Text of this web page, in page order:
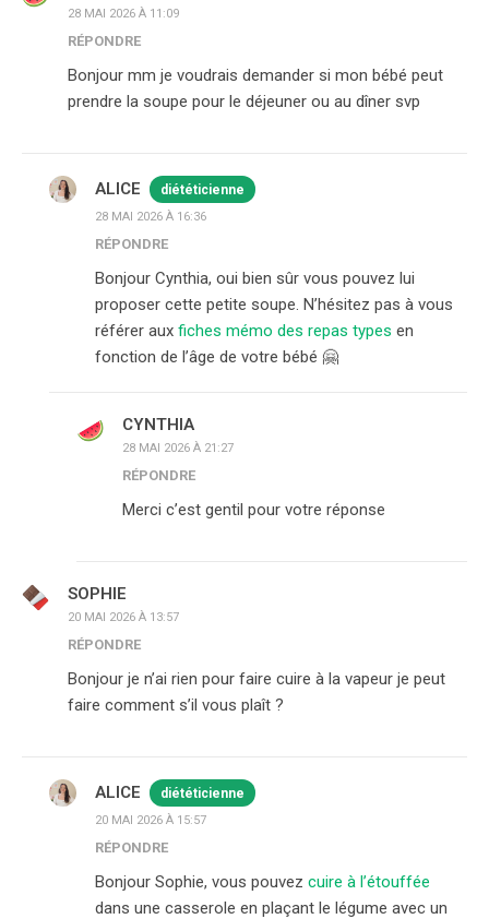
28 MAI 2026 À 11:09
RÉPONDRE
Bonjour mm je voudrais demander si mon bébé peut
prendre la soupe pour le déjeuner ou au dîner svp
ALICE diététicienne
28 MAI 2026 À 16:36
RÉPONDRE
Bonjour Cynthia, oui bien sûr vous pouvez lui
proposer cette petite soupe. N’hésitez pas à vous
référer aux fiches mémo des repas types en
fonction de l’âge de votre bébé 🤗
CYNTHIA
28 MAI 2026 À 21:27
RÉPONDRE
Merci c’est gentil pour votre réponse
SOPHIE
20 MAI 2026 À 13:57
RÉPONDRE
Bonjour je n’ai rien pour faire cuire à la vapeur je peut
faire comment s’il vous plaît ?
ALICE diététicienne
20 MAI 2026 À 15:57
RÉPONDRE
Bonjour Sophie, vous pouvez cuire à l’étouffée
dans une casserole en plaçant le légume avec un